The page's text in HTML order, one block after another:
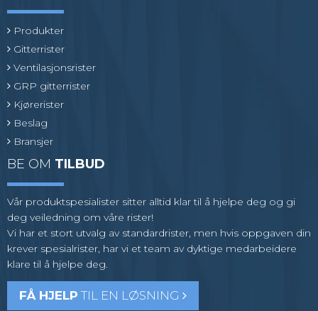
Produkter
Gitterrister
Ventilasjonsrister
GRP gitterrister
Kjørerister
Beslag
Bransjer
BE OM TILBUD
Vår produktspesialister sitter alltid klar til å hjelpe deg og gi
deg veiledning om våre rister!
Vi har et stort utvalg av standardrister, men hvis oppgaven din
krever spesialrister, har vi et team av dyktige medarbeidere
klare til å hjelpe deg.
FÅ HJELP TIL EN LØSNING